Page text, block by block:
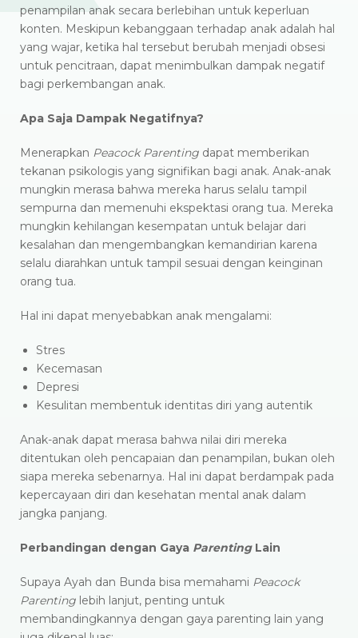
penampilan anak secara berlebihan untuk keperluan
konten. Meskipun kebanggaan terhadap anak adalah hal
yang wajar, ketika hal tersebut berubah menjadi obsesi
untuk pencitraan, dapat menimbulkan dampak negatif
bagi perkembangan anak.
Apa Saja Dampak Negatifnya?
Menerapkan Peacock Parenting dapat memberikan
tekanan psikologis yang signifikan bagi anak. Anak-anak
mungkin merasa bahwa mereka harus selalu tampil
sempurna dan memenuhi ekspektasi orang tua. Mereka
mungkin kehilangan kesempatan untuk belajar dari
kesalahan dan mengembangkan kemandirian karena
selalu diarahkan untuk tampil sesuai dengan keinginan
orang tua.​
Hal ini dapat menyebabkan anak mengalami:
Stres
Kecemasan
Depresi
Kesulitan membentuk identitas diri yang autentik
Anak-anak dapat merasa bahwa nilai diri mereka
ditentukan oleh pencapaian dan penampilan, bukan oleh
siapa mereka sebenarnya. Hal ini dapat berdampak pada
kepercayaan diri dan kesehatan mental anak dalam
jangka panjang.
Perbandingan dengan Gaya ParentingLain
Supaya Ayah dan Bunda bisa memahami Peacock
Parenting lebih lanjut, penting untuk
membandingkannya dengan gaya parenting lain yang